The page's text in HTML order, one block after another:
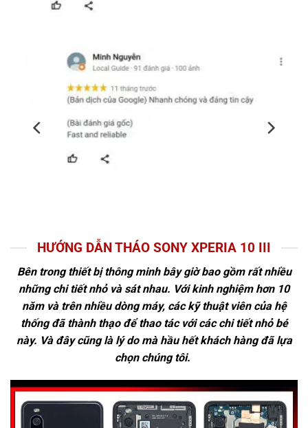
HƯỚNG DẪN THÁO SONY XPERIA 10 III
Bên trong thiết bị thông minh bây giờ bao gồm rất nhiều
những chi tiết nhỏ và sát nhau. Với kinh nghiệm hơn 10
năm và trên nhiều dòng máy, các kỹ thuật viên của hệ
thống đã thành thạo để thao tác với các chi tiết nhỏ bé
này. Và đây cũng là lý do mà hầu hết khách hàng đã lựa
chọn chúng tôi.